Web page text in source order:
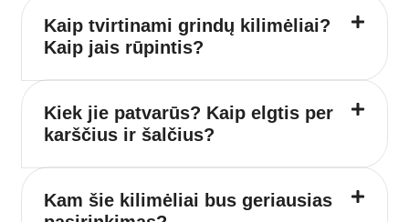
Kaip tvirtinami grindų kilimėliai?
Kaip jais rūpintis?
Kiek jie patvarūs? Kaip elgtis per
karščius ir šalčius?
Kam šie kilimėliai bus geriausias